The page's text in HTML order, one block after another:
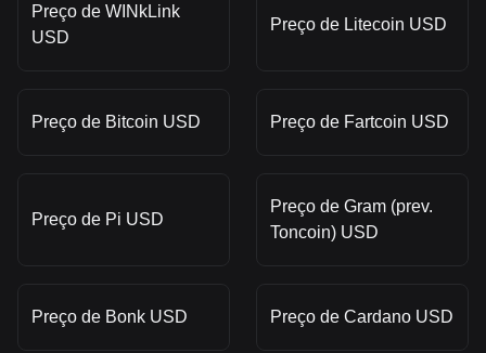
Preço de WINkLink
USD
Preço de Litecoin USD
Preço de Bitcoin USD Preço de Fartcoin USD
Preço de Pi USD
Preço de Gram (prev.
Toncoin) USD
Preço de Bonk USD Preço de Cardano USD